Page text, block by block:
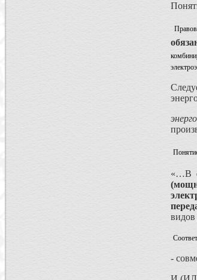
«…В
видов
-